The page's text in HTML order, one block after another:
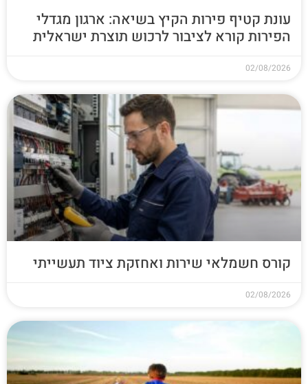
עונת קטיף פירות הקיץ בשיאה: ארגון מגדלי
הפירות קורא לציבור לרכוש תוצרת ישראלית
02/08/2026
קורס חשמלאי שירות ואחזקת ציוד תעשייתי
02/08/2026